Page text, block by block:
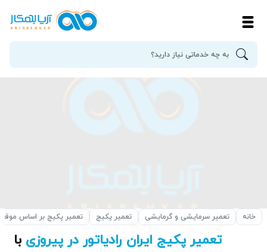
خانه تعمیر سرمایشی و گرمایشی تعمیر پکیج تعمیر پکیج بر اساس
تعمیر پکیج ایران رادیاتور در پیروزی با